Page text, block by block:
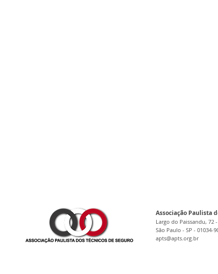
Associação Paulista
Largo do Paissandu, 72
São Paulo - SP - 01034-
apts@apts.org.br